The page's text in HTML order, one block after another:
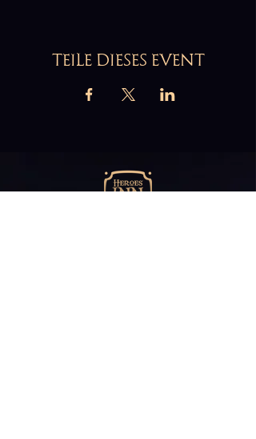
TEILE DIESES EVENT